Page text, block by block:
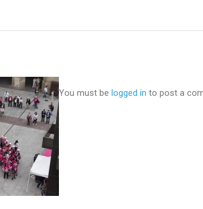
You must be logged in to post a